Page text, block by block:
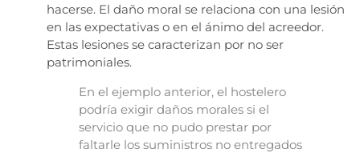
hacerse. El daño moral se relaciona con una lesión
en las expectativas o en el ánimo del acreedor.
Estas lesiones se caracterizan por no ser
patrimoniales.
En el ejemplo anterior, el hostelero
podría exigir daños morales si el
servicio que no pudo prestar por
faltarle los suministros no entregados